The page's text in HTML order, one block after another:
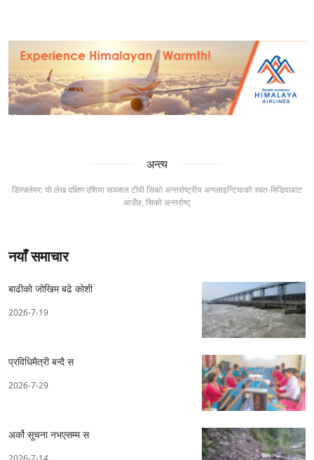
अन्त्य
डिस्क्लेमर: यो लेख दक्षिण एशिया सञ्जाल टीवी सिको अन्तर्राष्ट्रीय अनलाइन्टियाको स्वत-मिडियाबाट
आउँछ, सिको अन्तर्राष्ट्
नयाँ समाचार
बाढीको जोखिम बढे कोशी
2026-7-19
प्रविधिमैत्री बन्दै स
2026-7-29
अर्को सूचना नभएसम्म स